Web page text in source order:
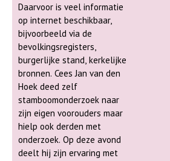
Daarvoor is veel informatie
op internet beschikbaar,
bijvoorbeeld via de
bevolkingsregisters,
burgerlijke stand, kerkelijke
bronnen. Cees Jan van den
Hoek deed zelf
stamboomonderzoek naar
zijn eigen voorouders maar
hielp ook derden met
onderzoek. Op deze avond
deelt hij zijn ervaring met